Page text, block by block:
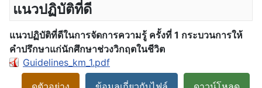
แนวปฏิบัติที่ดี
แนวปฏิบัติที่ดีในการจัดการความรู้ ครั้งที่ 1 กระบวนการให้
คำปรึกษาแก่นักศึกษาช่วงวิกฤตในชีวิต
Guidelines_km_1.pdf